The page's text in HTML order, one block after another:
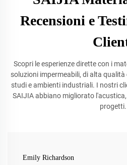
Recensioni e
Scopri le esperienze dirette con i
soluzioni impermeabili, di alta
studi e ambienti industriali. I nostri
SAIJIA abbiano migliorato
progetti.
Emily Richardson